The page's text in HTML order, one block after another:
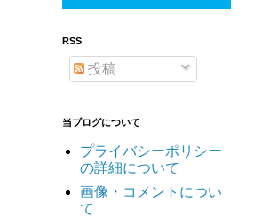
RSS
投稿
当ブログについて
プライバシーポリシー
の詳細について
画像・コメントについ
て